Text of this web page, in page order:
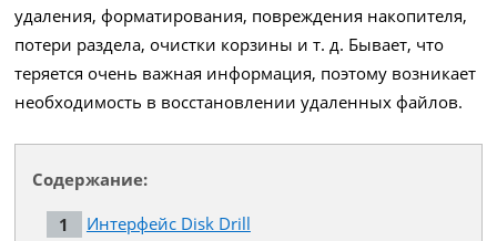
удаления, форматирования, повреждения накопителя,
потери раздела, очистки корзины и т. д. Бывает, что
теряется очень важная информация, поэтому возникает
необходимость в восстановлении удаленных файлов.
Содержание:
Интерфейс Disk Drill